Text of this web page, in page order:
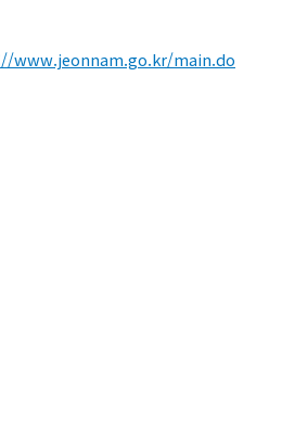
www.jeonnam.go.kr/main.do